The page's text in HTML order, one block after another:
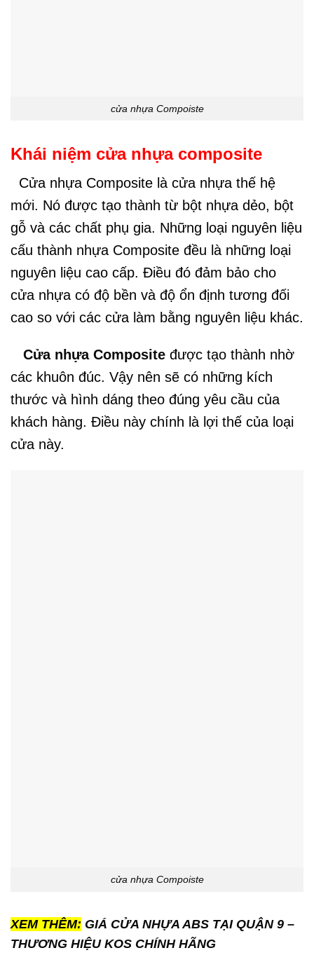
cửa nhựa Compoiste
Khái niệm cửa nhựa composite
Cửa nhựa Composite là cửa nhựa thế hệ
mới. Nó được tạo thành từ bột nhựa dẻo, bột
gỗ và các chất phụ gia. Những loại nguyên liệu
cấu thành nhựa Composite đều là những loại
nguyên liệu cao cấp. Điều đó đảm bảo cho
cửa nhựa có độ bền và độ ổn định tương đối
cao so với các cửa làm bằng nguyên liệu khác.
Cửa nhựa Composite được tạo thành nhờ
các khuôn đúc. Vậy nên sẽ có những kích
thước và hình dáng theo đúng yêu cầu của
khách hàng. Điều này chính là lợi thế của loại
cửa này.
cửa nhựa Compoiste
XEM THÊM: GIÁ CỬA NHỰA ABS TẠI QUẬN 9 –
THƯƠNG HIỆU KOS CHÍNH HÃNG